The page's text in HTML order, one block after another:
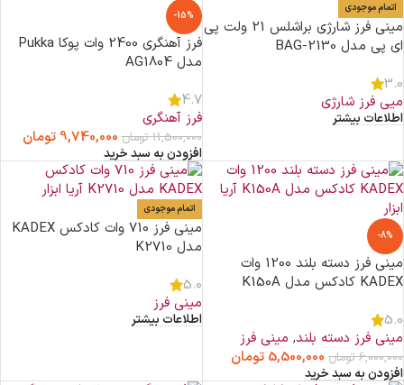
اتمام موجودی
مینی فرز شارژی براشلس 21 ولت پی
ای پی مدل BAG-2130
3.0
میی فرز شارژی
اطلاعات بیشتر
-15%
فرز آهنگری 2400 وات پوکا Pukka
مدل AG1804
4.7
فرز آهنگری
11,500,000تومان 9,740,000 تومان
افزودن به سبد خرید
-8%
مینی فرز دسته بلند 1200 وات
KADEX کادکس مدل K150A
5.0
مینی فرز دسته بلند, مینی فرز
6,000,000تومان 5,500,000 تومان
افزودن به سبد خرید
اتمام موجودی
مینی فرز 710 وات کادکس KADEX
مدل K2710
5.0
مینی فرز
اطلاعات بیشتر